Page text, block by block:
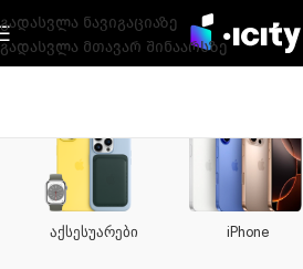
გადასვლა ნავიგაციაზე
გადასვლა მთავარ შინაარსზე
აქსესუარები iPhone